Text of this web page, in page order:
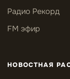
Радио Рекорд
FM эфир
НОВОСТНАЯ